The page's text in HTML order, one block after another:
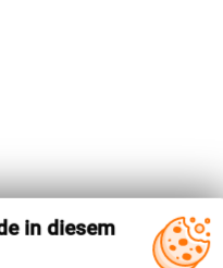
in diesem